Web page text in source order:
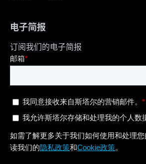
电子简报
订阅我们的电子简报